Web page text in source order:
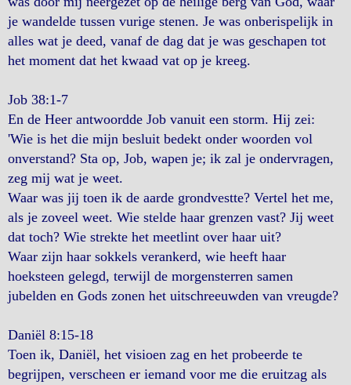
je wandelde tussen vurige stenen. Je was onberispelijk in
alles wat je deed, vanaf de dag dat je was geschapen tot
het moment dat het kwaad vat op je kreeg.
Job 38:1-7
En de Heer antwoordde Job vanuit een storm. Hij zei:
'Wie is het die mijn besluit bedekt onder woorden vol
onverstand? Sta op, Job, wapen je; ik zal je ondervragen,
zeg mij wat je weet.
Waar was jij toen ik de aarde grondvestte? Vertel het me,
als je zoveel weet. Wie stelde haar grenzen vast? Jij weet
dat toch? Wie strekte het meetlint over haar uit?
Waar zijn haar sokkels verankerd, wie heeft haar
hoeksteen gelegd, terwijl de morgensterren samen
jubelden en Gods zonen het uitschreeuwden van vreugde?
Daniël 8:15-18
Toen ik, Daniël, het visioen zag en het probeerde te
begrijpen, verscheen er iemand voor me die eruitzag als